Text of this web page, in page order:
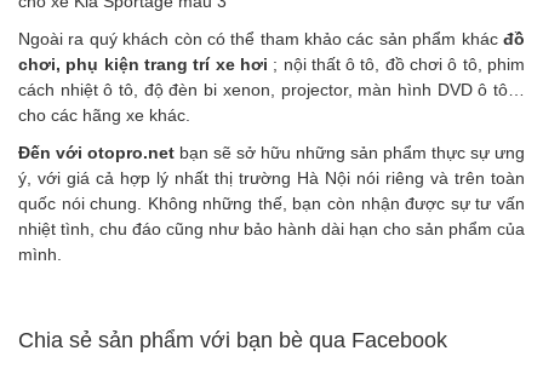
Ngoài ra quý khách còn có thể tham khảo các sản phẩm khácđồ
chơi, phụ kiện trang trí xe hơi ; nội thất ô tô, đồ chơi ô tô, phim
cách nhiệt ô tô, độ đèn bi xenon, projector, màn hình DVD ô tô…
cho các hãng xe khác.
Đến với otopro.net bạn sẽ sở hữu những sản phẩm thực sự ưng
ý, với giá cả hợp lý nhất thị trường Hà Nội nói riêng và trên toàn
quốc nói chung. Không những thế, bạn còn nhận được sự tư vấn
nhiệt tình, chu đáo cũng như bảo hành dài hạn cho sản phẩm của
mình.
Chia sẻ sản phẩm với bạn bè qua Facebook